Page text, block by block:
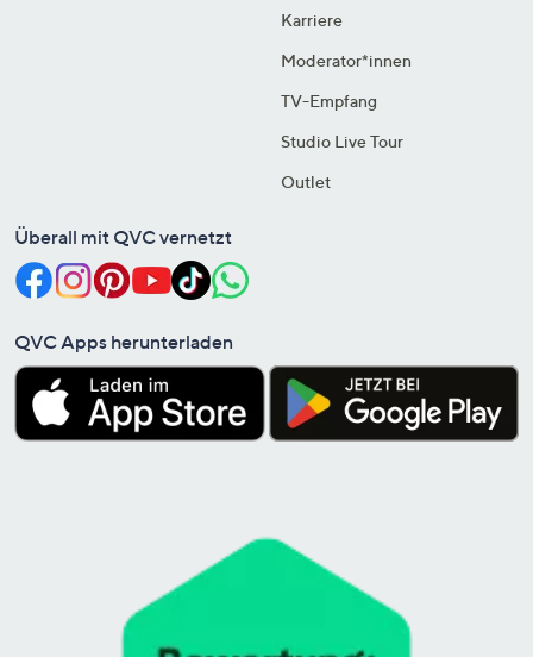
Karriere
Moderator*innen
TV-Empfang
Studio Live Tour
Outlet
Überall mit QVC vernetzt
QVC Apps herunterladen